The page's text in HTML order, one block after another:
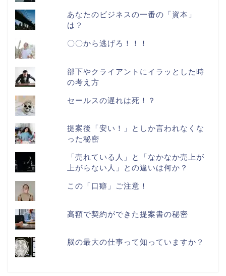
あなたのビジネスの一番の「資本」
は？
〇〇から逃げろ！！！
部下やクライアントにイラッとした時
の考え方
セールスの遅れは死！？
提案後「安い！」としか言われなくな
った秘密
「売れている人」と「なかなか売上が
上がらない人」との違いは何か？
この「口癖」ご注意！
高額で契約ができた提案書の秘密
脳の最大の仕事って知っていますか？